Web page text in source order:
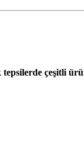
tepsilerde çeşitli